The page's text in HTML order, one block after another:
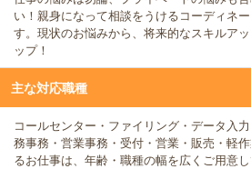
い！親身になって相談をうけるコーディネ
す。現状のお悩みから、将来的なスキルア
ップ！
主な対応職種
コールセンター・ファイリング・データ入
務事務・営業事務・受付・営業・販売・軽
るお仕事は、年齢・職種の幅を広くご用意し